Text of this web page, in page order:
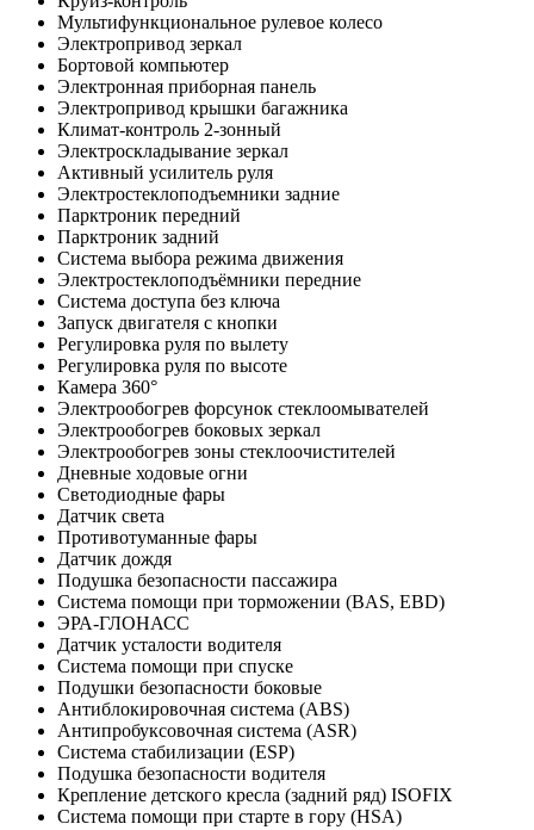
Мультифункциональное рулевое колесо
Электропривод зеркал
Бортовой компьютер
Электронная приборная панель
Электропривод крышки багажника
Климат-контроль 2-зонный
Электроскладывание зеркал
Активный усилитель руля
Электростеклоподъемники задние
Парктроник передний
Парктроник задний
Система выбора режима движения
Электростеклоподъёмники передние
Система доступа без ключа
Запуск двигателя с кнопки
Регулировка руля по вылету
Регулировка руля по высоте
Камера 360°
Электрообогрев форсунок стеклоомывателей
Электрообогрев боковых зеркал
Электрообогрев зоны стеклоочистителей
Дневные ходовые огни
Светодиодные фары
Датчик света
Противотуманные фары
Датчик дождя
Подушка безопасности пассажира
Система помощи при торможении (BAS, EBD)
ЭРА-ГЛОНАСС
Датчик усталости водителя
Система помощи при спуске
Подушки безопасности боковые
Антиблокировочная система (ABS)
Антипробуксовочная система (ASR)
Система стабилизации (ESP)
Подушка безопасности водителя
Крепление детского кресла (задний ряд) ISOFIX
Система помощи при старте в гору (HSA)